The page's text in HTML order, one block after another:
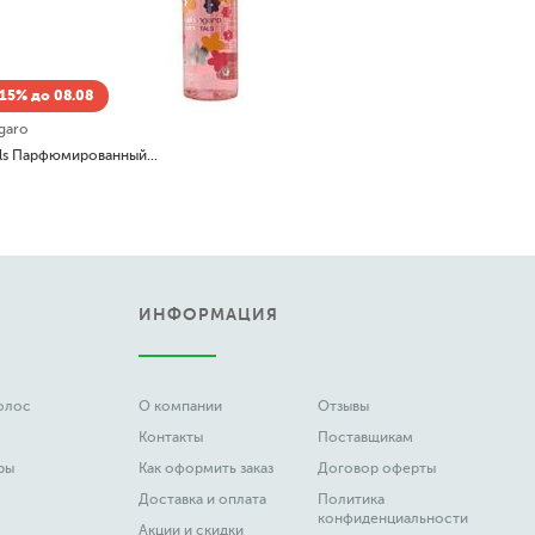
Скидка -15% до 08.08
ИНФОРМАЦИЯ
О компании
Контакты
Как оформить заказ
Доставка и оплата
Акции и скидки
Отзывы
Поставщикам
Договор оферты
Политика
конфиденциальности